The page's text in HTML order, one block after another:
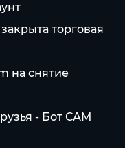
торговая
на снятие
- Бот САМ